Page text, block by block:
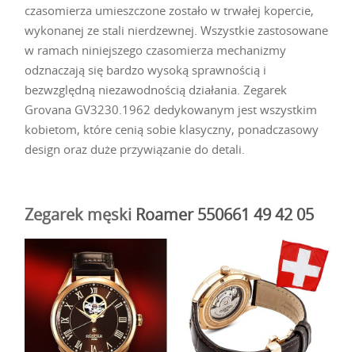
czasomierza umieszczone zostało w trwałej kopercie,
wykonanej ze stali nierdzewnej. Wszystkie zastosowane
w ramach niniejszego czasomierza mechanizmy
odznaczają się bardzo wysoką sprawnością i
bezwzględną niezawodnością działania. Zegarek
Grovana GV3230.1962 dedykowanym jest wszystkim
kobietom, które cenią sobie klasyczny, ponadczasowy
design oraz duże przywiązanie do detali.
Zegarek męski Roamer 550661 49 42 05